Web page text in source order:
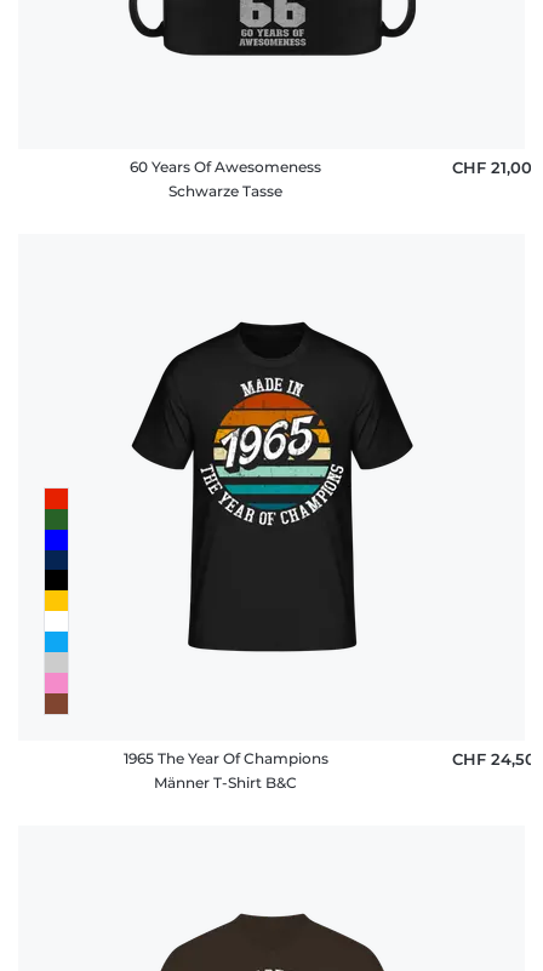
60 Years Of Awesomeness
Schwarze Tasse
CHF 21,00
1965 The Year Of Champions
Männer T-Shirt B&C
CHF 24,50